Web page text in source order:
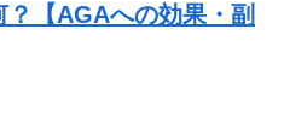
？【AGAへの効果・副